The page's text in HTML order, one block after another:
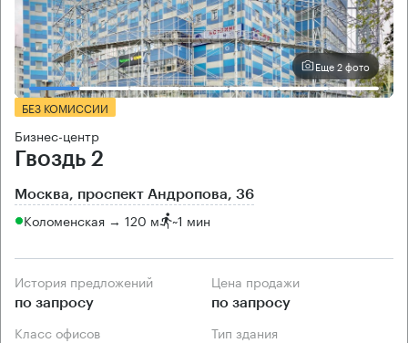
Еще 2 фото
БЕЗ КОМИССИИ
Бизнес-центр
Гвоздь 2
Москва, проспект Андропова, 36
Коломенская → 120 м ~1 мин
История предложений
по запросу
Цена продажи
по запросу
Класс офисов Тип здания